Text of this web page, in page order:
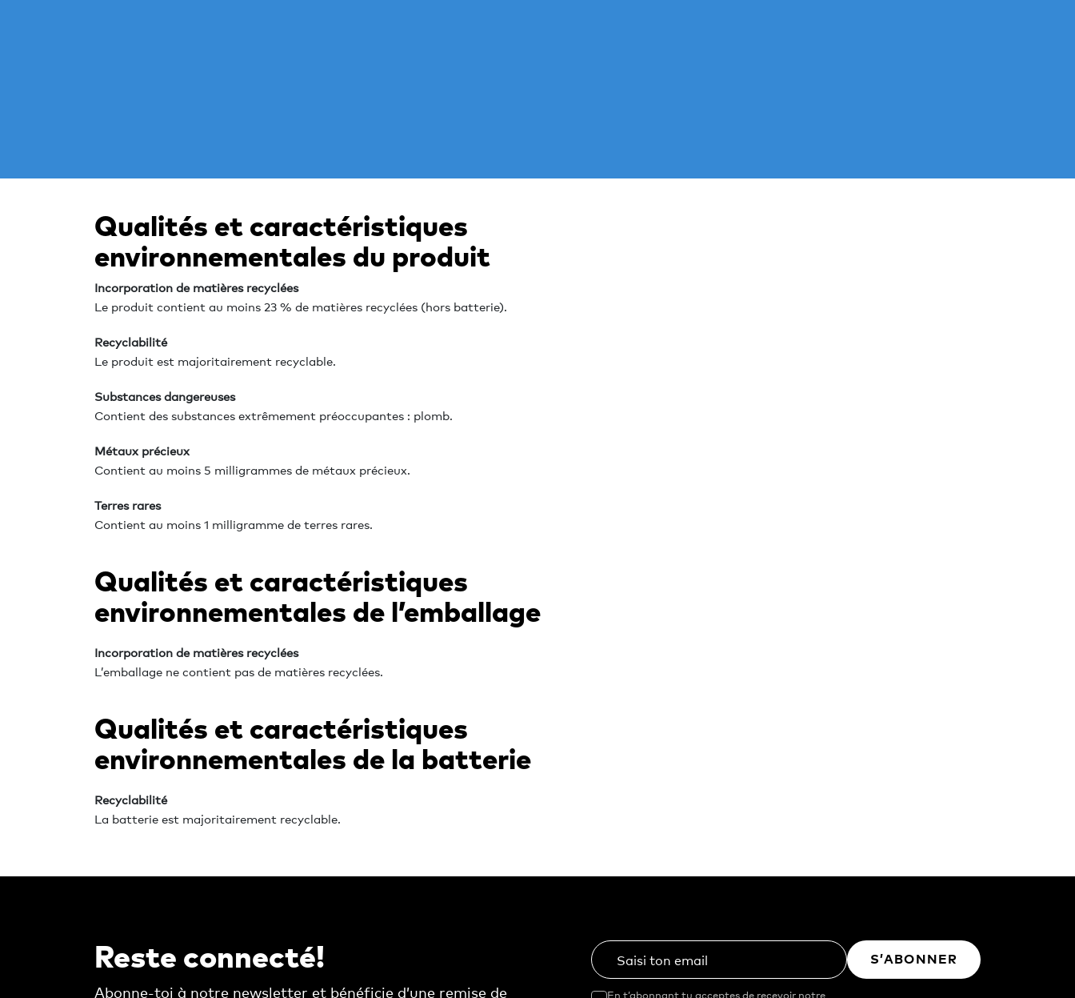
Qualités et caractéristiques
environnementales du produit
Incorporation de matières recyclées
Le produit contient au moins 23 % de matières recyclées (hors batterie).
Recyclabilité
Le produit est majoritairement recyclable.
Substances dangereuses
Contient des substances extrêmement préoccupantes : plomb.
Métaux précieux
Contient au moins 5 milligrammes de métaux précieux.
Terres rares
Contient au moins 1 milligramme de terres rares.
Qualités et caractéristiques
environnementales de l’emballage
Incorporation de matières recyclées
L’emballage ne contient pas de matières recyclées.
Qualités et caractéristiques
environnementales de la batterie
Recyclabilité
La batterie est majoritairement recyclable.
Reste connecté!
Abonne-toi à notre newsletter et bénéficie d’une remise de
Saisi ton email S’ABONNER
En t’abonnant tu acceptes de recevoir notre